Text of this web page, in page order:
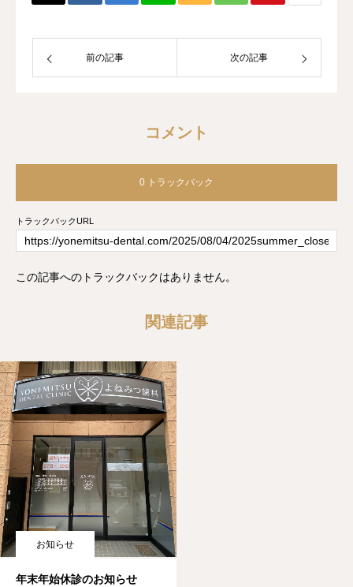
前の記事 次の記事
コメント
0 トラックバック
トラックバックURL
この記事へのトラックバックはありません。
関連記事
お知らせ
年末年始休診のお知らせ